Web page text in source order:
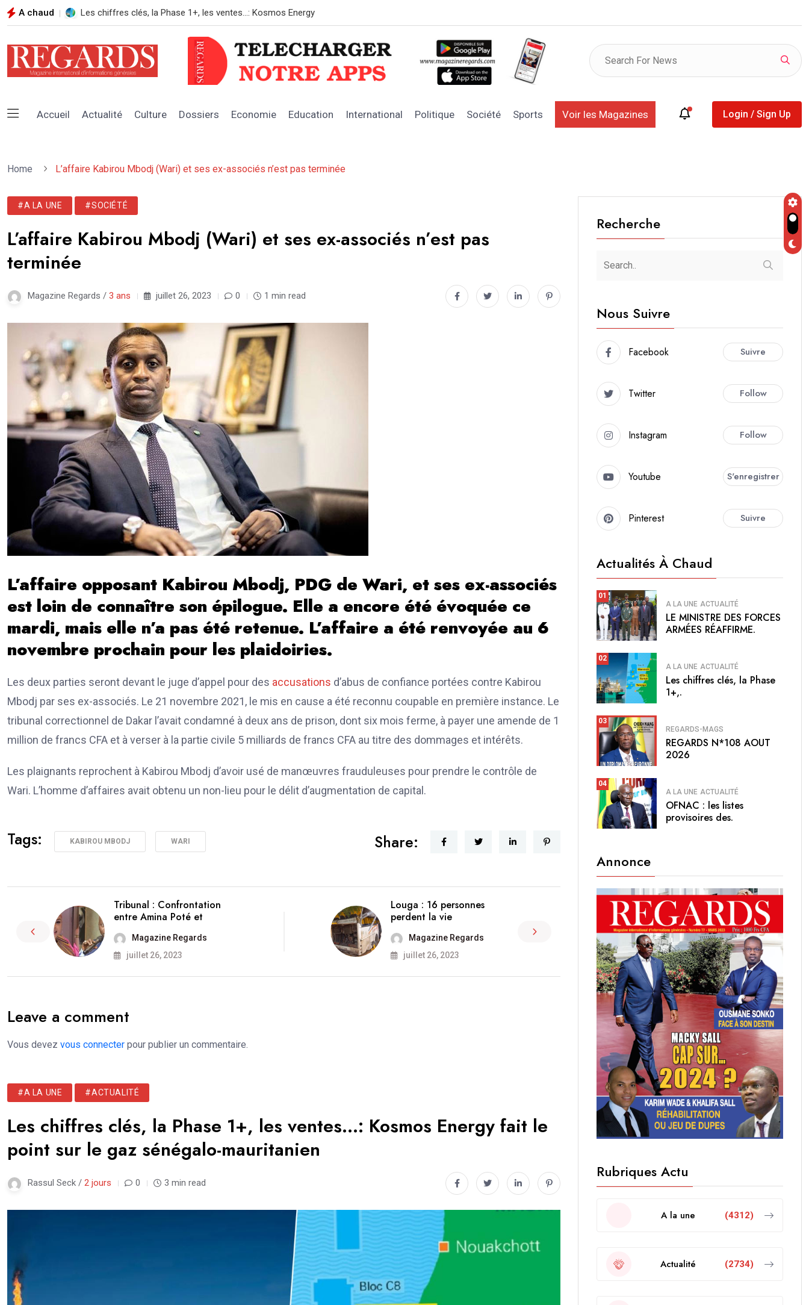
A chaud REGARDS N*108 AOUT 2026
Accueil Actualité Culture Dossiers Economie Education International Politique Société Sports Voir les Magazines Login / Sign Up
Home L’affaire Kabirou Mbodj (Wari) et ses ex-associés n’est pas terminée
#A LA UNE #SOCIÉTÉ
L’affaire Kabirou Mbodj (Wari) et ses ex-associés n’est pas
terminée
Magazine Regards / 3 ans juillet 26, 2023 0 1 min read
L’affaire opposant Kabirou Mbodj, PDG de Wari, et ses ex-associés
est loin de connaître son épilogue. Elle a encore été évoquée ce
mardi, mais elle n’a pas été retenue. L’affaire a été renvoyée au 6
novembre prochain pour les plaidoiries.
Les deux parties seront devant le juge d’appel pour des accusations d’abus de confiance portées contre Kabirou
Mbodj par ses ex-associés. Le 21 novembre 2021, le mis en cause a été reconnu coupable en première instance. Le
tribunal correctionnel de Dakar l’avait condamné à deux ans de prison, dont six mois ferme, à payer une amende de 1
million de francs CFA et à verser à la partie civile 5 milliards de francs CFA au titre des dommages et intérêts.
Les plaignants reprochent à Kabirou Mbodj d’avoir usé de manœuvres frauduleuses pour prendre le contrôle de
Wari. L’homme d’affaires avait obtenu un non-lieu pour le délit d’augmentation de capital.
Tags: KABIROU MBODJ WARI Share:
Tribunal : Confrontation
entre Amina Poté et
Magazine Regards
juillet 26, 2023
Louga : 16 personnes
perdent la vie
Magazine Regards
juillet 26, 2023
Leave a comment
Vous devez vous connecter pour publier un commentaire.
#A LA UNE #ACTUALITÉ
Les chiffres clés, la Phase 1+, les ventes…: Kosmos Energy fait le
point sur le gaz sénégalo-mauritanien
Rassul Seck / 2 jours 0 3 min read
Recherche
Nous Suivre
Facebook Suivre
Twitter Follow
Instagram Follow
Youtube S'enregistrer
Pinterest Suivre
Actualités À Chaud
01
A LA UNE ACTUALITÉ
LE MINISTRE DES FORCES
ARMÉES RÉAFFIRME.
02
A LA UNE ACTUALITÉ
Les chiffres clés, la Phase
1+,.
03
REGARDS-MAGS
REGARDS N*108 AOUT
2026
04
A LA UNE ACTUALITÉ
OFNAC : les listes
provisoires des.
Annonce
Rubriques Actu
A la une (4312)
Actualité (2734)